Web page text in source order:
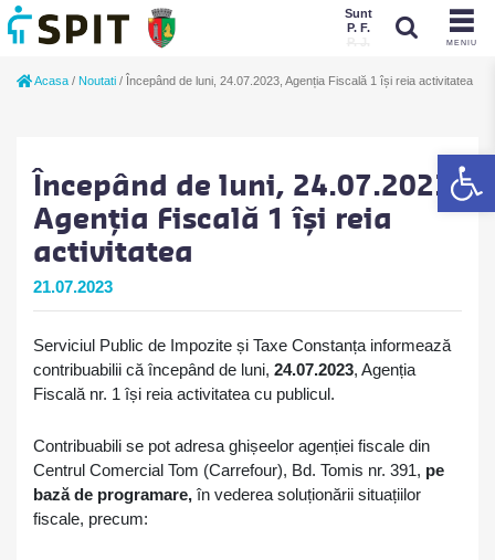
MENIU
Sunt
P. F.
P. J.
Acasa / Noutati / Începând de luni, 24.07.2023, Agenția Fiscală 1 își reia activitatea
Începând de luni, 24.07.2023,
Agenția Fiscală 1 își reia
activitatea
21.07.2023
Serviciul Public de Impozite și Taxe Constanța informează
contribuabilii că începând de luni, 24.07.2023, Agenția
Fiscală nr. 1 își reia activitatea cu publicul.
Contribuabili se pot adresa ghișeelor agenției fiscale din
Centrul Comercial Tom (Carrefour), Bd. Tomis nr. 391, pe
bază de programare, în vederea soluționării situațiilor
fiscale, precum: